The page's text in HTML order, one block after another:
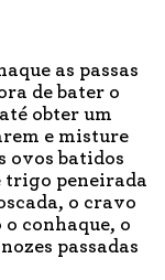
as passas
de bater o
obter um
e misture
ovos batidos
trigo peneirada
o cravo
conhaque, o
passadas